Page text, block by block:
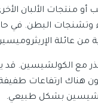
منتجات الألبان
وتشنجات البطن.
عائلة
مع الكولشيسين. قد
هناك ارتفاعات طفيفة
بشكل طبيعي.